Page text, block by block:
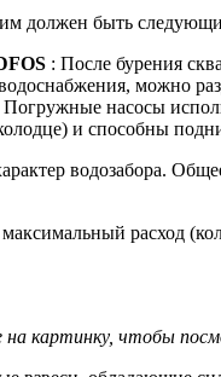
должен быть
: После бурения
можно
насосы
и способны
водозабора.
расход
картинку, чтобы